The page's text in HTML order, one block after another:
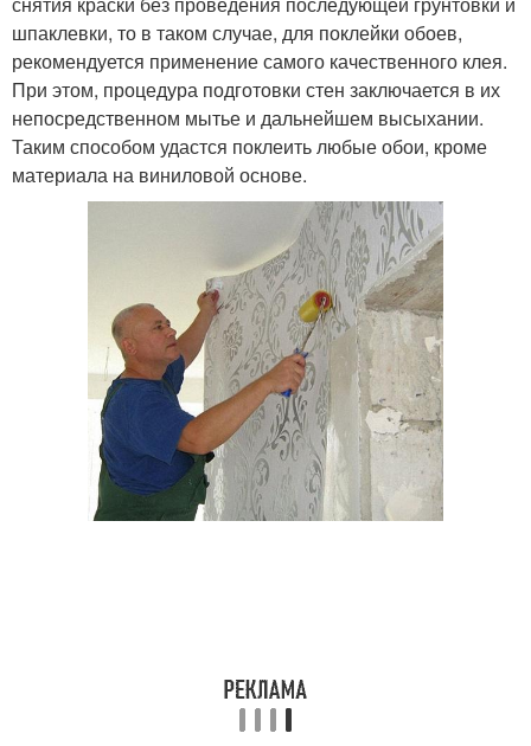
шпаклевки, то в таком случае, для поклейки обоев,
рекомендуется применение самого качественного клея.
При этом, процедура подготовки стен заключается в их
непосредственном мытье и дальнейшем высыхании.
Таким способом удастся поклеить любые обои, кроме
материала на виниловой основе.